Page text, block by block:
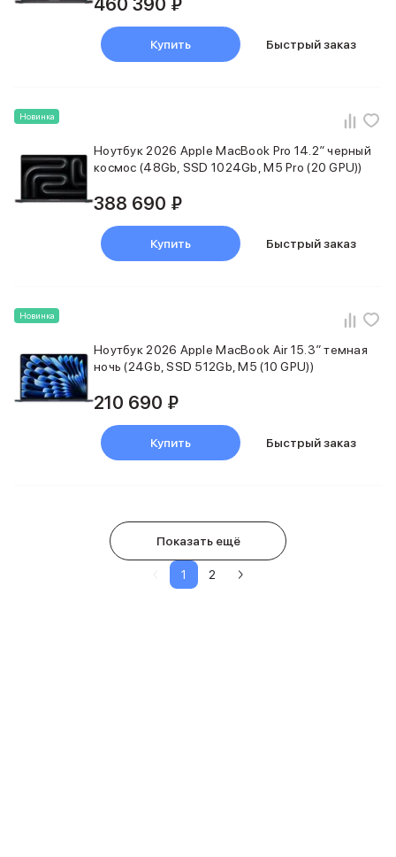
460 390 ₽
Купить Быстрый заказ
Новинка
Ноутбук 2026 Apple MacBook Pro 14.2″ черный
космос (48Gb, SSD 1024Gb, M5 Pro (20 GPU))
388 690 ₽
Купить Быстрый заказ
Новинка
Ноутбук 2026 Apple MacBook Air 15.3″ темная
ночь (24Gb, SSD 512Gb, M5 (10 GPU))
210 690 ₽
Купить Быстрый заказ
Показать ещё
1 2